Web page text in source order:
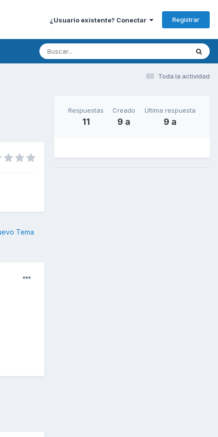
¿Usuario existente? Conectar Registrar
Toda la actividad
Tema
Respuestas
11
Creado
9 a
Última respuesta
9 a